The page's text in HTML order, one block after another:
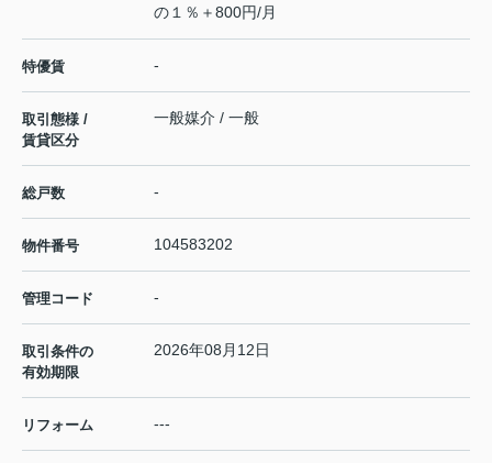
の１％＋800円/月
特優賃 -
取引態様 /
賃貸区分
一般媒介 / 一般
総戸数 -
物件番号 104583202
管理コード -
取引条件の
有効期限
2026年08月12日
リフォーム ---